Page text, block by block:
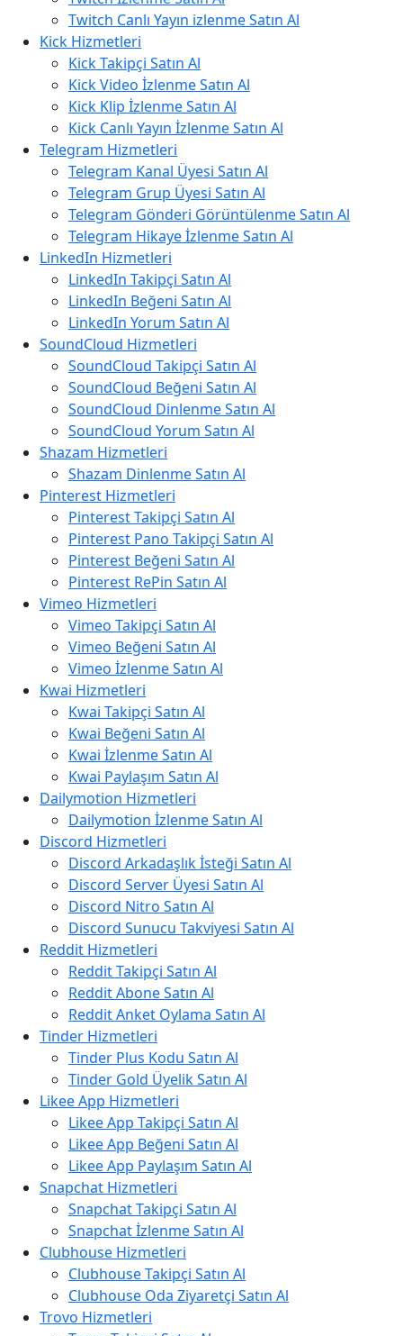
Twitch Canlı Yayın izlenme Satın Al
Kick Hizmetleri
Kick Takipçi Satın Al
Kick Video İzlenme Satın Al
Kick Klip İzlenme Satın Al
Kick Canlı Yayın İzlenme Satın Al
Telegram Hizmetleri
Telegram Kanal Üyesi Satın Al
Telegram Grup Üyesi Satın Al
Telegram Gönderi Görüntülenme Satın Al
Telegram Hikaye İzlenme Satın Al
LinkedIn Hizmetleri
LinkedIn Takipçi Satın Al
LinkedIn Beğeni Satın Al
LinkedIn Yorum Satın Al
SoundCloud Hizmetleri
SoundCloud Takipçi Satın Al
SoundCloud Beğeni Satın Al
SoundCloud Dinlenme Satın Al
SoundCloud Yorum Satın Al
Shazam Hizmetleri
Shazam Dinlenme Satın Al
Pinterest Hizmetleri
Pinterest Takipçi Satın Al
Pinterest Pano Takipçi Satın Al
Pinterest Beğeni Satın Al
Pinterest RePin Satın Al
Vimeo Hizmetleri
Vimeo Takipçi Satın Al
Vimeo Beğeni Satın Al
Vimeo İzlenme Satın Al
Kwai Hizmetleri
Kwai Takipçi Satın Al
Kwai Beğeni Satın Al
Kwai İzlenme Satın Al
Kwai Paylaşım Satın Al
Dailymotion Hizmetleri
Dailymotion İzlenme Satın Al
Discord Hizmetleri
Discord Arkadaşlık İsteği Satın Al
Discord Server Üyesi Satın Al
Discord Nitro Satın Al
Discord Sunucu Takviyesi Satın Al
Reddit Hizmetleri
Reddit Takipçi Satın Al
Reddit Abone Satın Al
Reddit Anket Oylama Satın Al
Tinder Hizmetleri
Tinder Plus Kodu Satın Al
Tinder Gold Üyelik Satın Al
Likee App Hizmetleri
Likee App Takipçi Satın Al
Likee App Beğeni Satın Al
Likee App Paylaşım Satın Al
Snapchat Hizmetleri
Snapchat Takipçi Satın Al
Snapchat İzlenme Satın Al
Clubhouse Hizmetleri
Clubhouse Takipçi Satın Al
Clubhouse Oda Ziyaretçi Satın Al
Trovo Hizmetleri